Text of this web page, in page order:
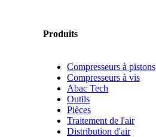
Produits
Compresseurs à pistons
Compresseurs à vis
Abac Tech
Outils
Pièces
Traitement de l'air
Distribution d'air